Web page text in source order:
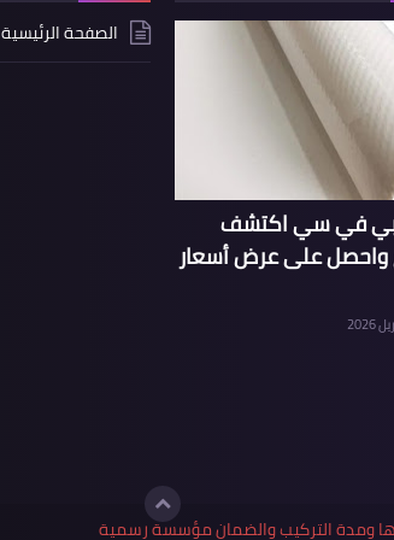
بي في سي اكتشف
واحصل على عرض أسعار
الصفحة الرئيسية
ومدة التركيب والضمان مؤسسة رسمية